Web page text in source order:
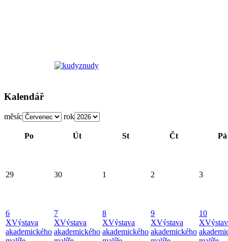
Kalendář
měsíc rok
Po Út St Čt Pá
29 30 1 2 3
6
XVýstava
akademického
7
XVýstava
akademického
8
XVýstava
akademického
9
XVýstava
akademického
10
X